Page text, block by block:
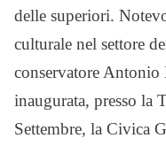
delle superiori.
culturale nel settore
conservatore Antonio
inaugurata, presso la
Settembre, la Civica